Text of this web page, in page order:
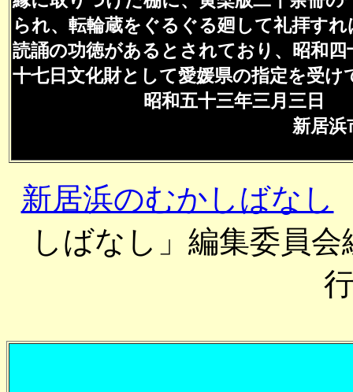
られ、転輪蔵をぐるぐる廻して礼拝すれ
読誦の功徳があるとされており、昭和四
十七日文化財として愛媛県の指定を受け
昭和五十三年三月三日
新居浜
新居浜のむかしばなし
しばなし」編集委員